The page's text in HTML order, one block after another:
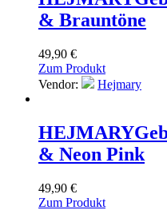
& Brauntöne
49,90 €
Zum Produkt
Vendor:
Hejmary
HEJMARY
& Neon Pink
49,90 €
Zum Produkt